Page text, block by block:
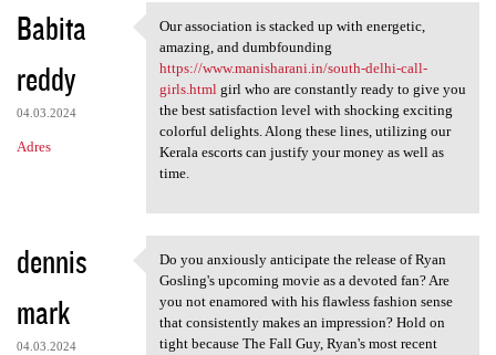
r
z
e
Babita
reddy
04.03.2024
Adres
Our association is stacked up
Our association is stacked up with energetic,
amazing, and dumbfounding
https://www.manisharani.in/south-delhi-call-
girls.html girl who are constantly ready to give you
the best satisfaction level with shocking exciting
colorful delights. Along these lines, utilizing our
Kerala escorts can justify your money as well as
time.
dennis
mark
04.03.2024
Do you anxiously anticipate
Do you anxiously anticipate the release of Ryan
Gosling's upcoming movie as a devoted fan? Are
you not enamored with his flawless fashion sense
that consistently makes an impression? Hold on
tight because The Fall Guy, Ryan's most recent